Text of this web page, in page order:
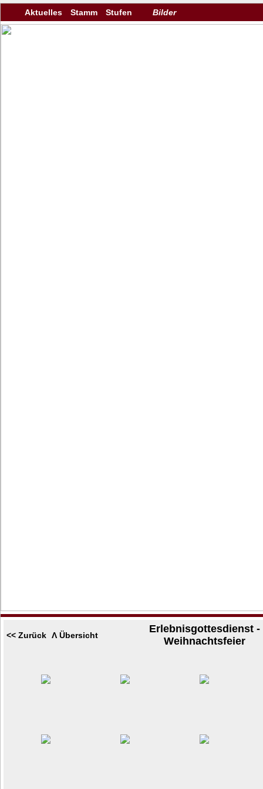
Aktuelles Stamm Stufen Bilder
<< Zurück Λ Übersicht
Erlebnisgottesdienst -
Weihnachtsfeier